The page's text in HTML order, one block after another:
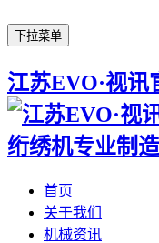
下拉菜单
江苏EVO·视讯
首页
关于我们
机械资讯